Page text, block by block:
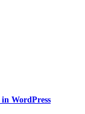
WordPress